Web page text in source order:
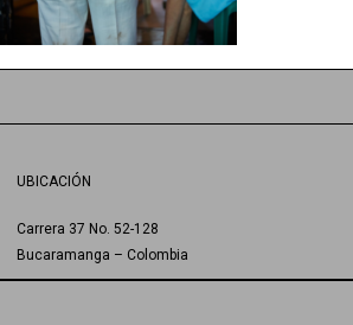
UBICACIÓN
Carrera 37 No. 52-128
Bucaramanga – Colombia